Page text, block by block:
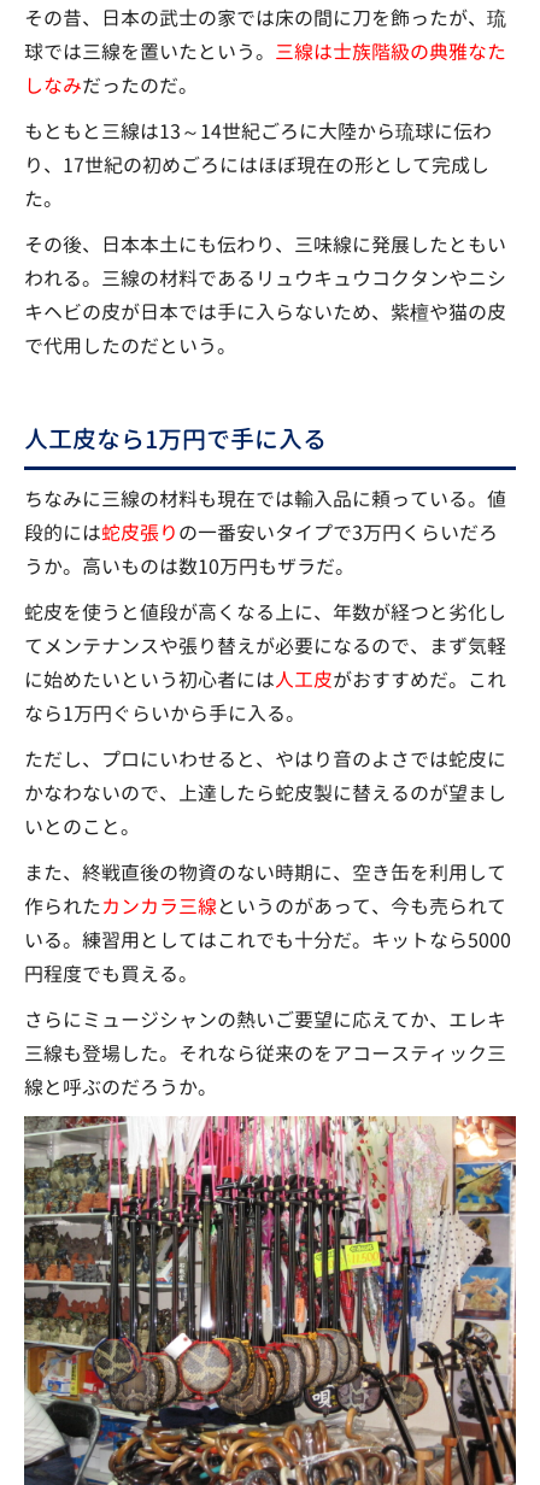
その昔、日本の武士の家では床の間に刀を飾ったが、琉
球では三線を置いたという。 三線は士族階級の典雅なた
しなみだったのだ。
もともと三線は13～14世紀ごろに大陸から琉球に伝わ
り、17世紀の初めごろにはほぼ現在の形として完成し
た。
その後、日本本土にも伝わり、三味線に発展したともい
われる。三線の材料であるリュウキュウコクタンやニシ
キヘビの皮が日本では手に入らないため、紫檀や猫の皮
で代用したのだという。
人工皮なら1万円で手に入る
ちなみに三線の材料も現在では輸入品に頼っている。値
段的には蛇皮張りの一番安いタイプで3万円くらいだろ
うか。高いものは数10万円もザラだ。
蛇皮を使うと値段が高くなる上に、年数が経つと劣化し
てメンテナンスや張り替えが必要になるので、まず気軽
に始めたいという初心者には人工皮がおすすめだ。これ
なら1万円ぐらいから手に入る。
ただし、プロにいわせると、やはり音のよさでは蛇皮に
かなわないので、上達したら蛇皮製に替えるのが望まし
いとのこと。
また、終戦直後の物資のない時期に、空き缶を利用して
作られたカンカラ三線というのがあって、今も売られて
いる。練習用としてはこれでも十分だ。キットなら5000
円程度でも買える。
さらにミュージシャンの熱いご要望に応えてか、エレキ
三線も登場した。それなら従来のをアコースティック三
線と呼ぶのだろうか。